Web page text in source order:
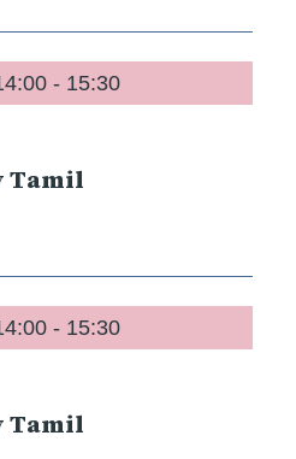
- 15:30
Tamil
- 15:30
Tamil